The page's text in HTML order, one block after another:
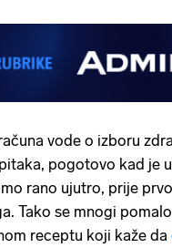
vode o izboru
pogotovo kad je
rano ujutro, prije
Tako se mnogi
receptu koji kaže da